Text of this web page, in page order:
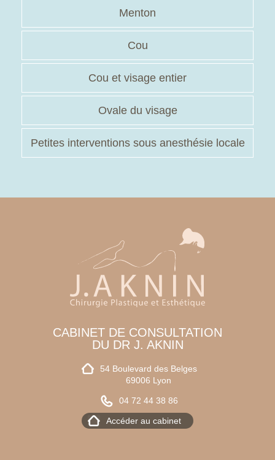
Menton
Cou
Cou et visage entier
Ovale du visage
Petites interventions sous anesthésie locale
CABINET DE CONSULTATION
DU DR J. AKNIN
54 Boulevard des Belges
69006 Lyon
04 72 44 38 86
Accéder au cabinet